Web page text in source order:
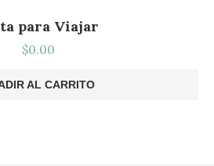
para Viajar
$0.00
AL CARRITO